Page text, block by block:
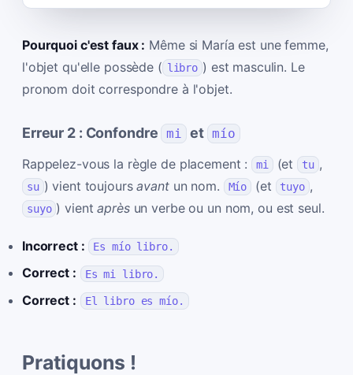
Pourquoi c'est faux : Même si María est une femme,
l'objet qu'elle possède ( libro ) est masculin. Le
pronom doit correspondre à l'objet.
Erreur 2 : Confondre mi et mío
Rappelez-vous la règle de placement : mi (et tu ,
su ) vient toujoursavantun nom. Mío (et tuyo ,
suyo ) vientaprèsun verbe ou un nom, ou est seul.
Incorrect : Es mío libro.
Correct : Es mi libro.
Correct : El libro es mío.
Pratiquons !